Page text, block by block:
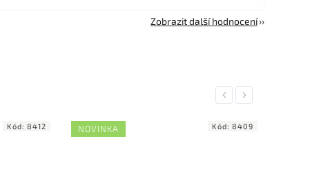
Zobrazit další hodnocení
Previous
Kód: 8412 NOVINKA Kód: 8409
Next